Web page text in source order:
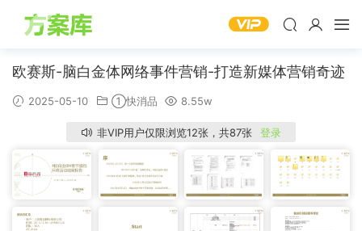
欧赛斯-脑白金体网络事件营销-打造新媒体营销奇迹
2025-05-10 ①快消品 8.55w
非VIP用户仅限浏览12张，共87张 登录